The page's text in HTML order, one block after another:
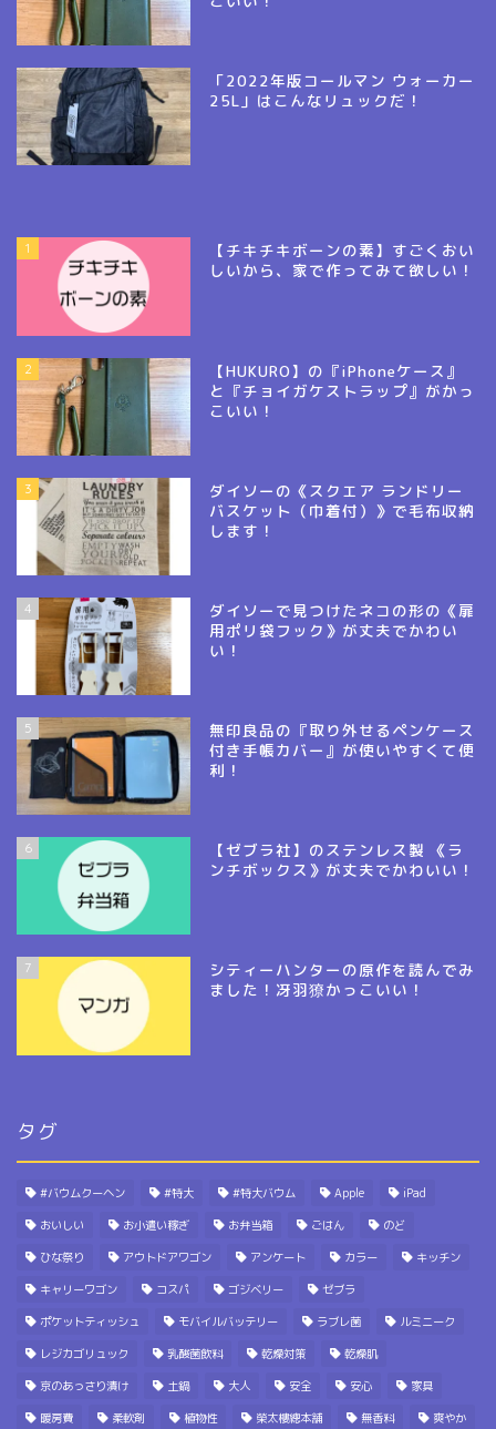
「2022年版コールマン ウォーカー
25L」はこんなリュックだ！
1
【チキチキボーンの素】すごくおい
しいから、家で作ってみて欲しい！
2
【HUKURO】の『iPhoneケース』
と『チョイガケストラップ』がかっ
こいい！
3
ダイソーの《スクエア ランドリー
バスケット（巾着付）》で毛布収納
します！
4
ダイソーで見つけたネコの形の《扉
用ポリ袋フック》が丈夫でかわい
い！
5
無印良品の『取り外せるペンケース
付き手帳カバー』が使いやすくて便
利！
6
【ゼブラ社】のステンレス製 《ラ
ンチボックス》が丈夫でかわいい！
7
シティーハンターの原作を読んでみ
ました！冴羽獠かっこいい！
タグ
#バウムクーヘン #特大 #特大バウム Apple iPad
おいしい お小遣い稼ぎ お弁当箱 ごはん のど
ひな祭り アウトドアワゴン アンケート カラー キッチン
キャリーワゴン コスパ ゴジベリー ゼブラ
ポケットティッシュ モバイルバッテリー ラブレ菌 ルミニーク
レジカゴリュック 乳酸菌飲料 乾燥対策 乾燥肌
京のあっさり漬け 土鍋 大人 安全 安心 家具
暖房費 柔軟剤 植物性 榮太樓總本舗 無香料 爽やか